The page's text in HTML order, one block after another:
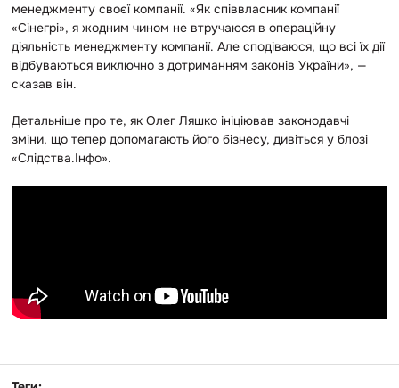
менеджменту своєї компанії. «Як співвласник компанії
«Сінегрі», я жодним чином не втручаюся в операційну
діяльність менеджменту компанії. Але сподіваюся, що всі їх дії
відбуваються виключно з дотриманням законів України», —
сказав він.
Детальніше про те, як Олег Ляшко ініціював законодавчі
зміни, що тепер допомагають його бізнесу, дивіться у блозі
«Слідства.Інфо».